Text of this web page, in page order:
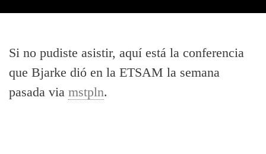
Si no pudiste asistir, aquí está la conferencia
que Bjarke dió en la ETSAM la semana
pasada via mstpln.